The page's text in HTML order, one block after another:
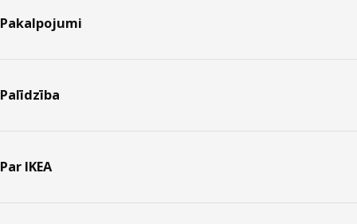
Pakalpojumi
Palīdzība
Par IKEA